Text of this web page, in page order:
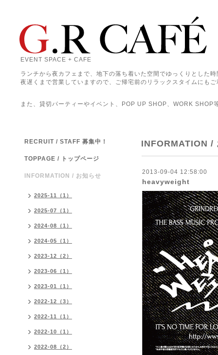
EVENT SPACE + CAFE
ランチから夜カフェまで、地下の落ち着いた空間でゆっくりとした
夜遅くまで営業していますので、ご帰宅前のリラックスタイムにも
また、貸切パーティーやイベント、POP UP SHOP、WORK SHOP
INFORMATION /
2013-09-04 12:58:00
heavyweight
RECRUIT / STAFF 募集中！
TOPPAGE / トップページ
INFORMATION / お知らせ
2025-11（1）
2025-07（1）
2024-08（1）
2024-05（1）
2023-12（2）
2023-06（1）
2023-01（1）
2022-12（3）
2022-11（1）
2022-10（1）
2022-08（2）